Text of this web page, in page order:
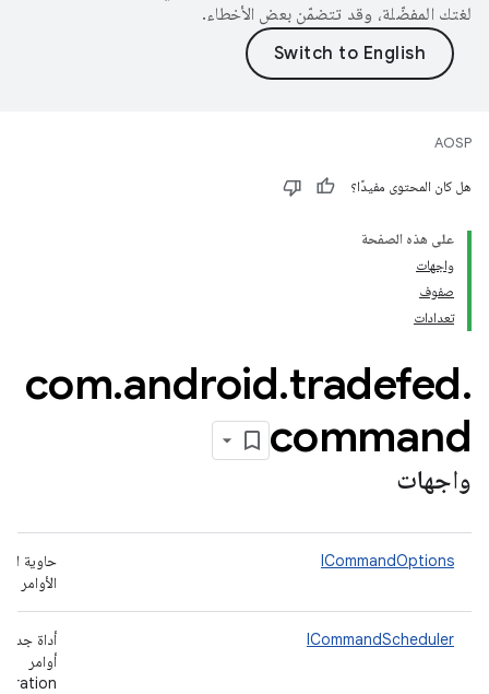
لغتك المفضّلة، وقد تتضمّن بعض الأخطاء.
AOSP
هل كان المحتوى مفيدًا؟
على هذه الصفحة
واجهات
صفوف
تعدادات
com.android.tradefed.
command
واجهات
ICommandOptions
حاوية
الأوامر
ICommandScheduler
أداة
أوامر